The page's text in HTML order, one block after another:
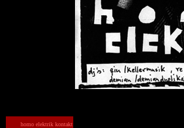
homo elektrik kontakt